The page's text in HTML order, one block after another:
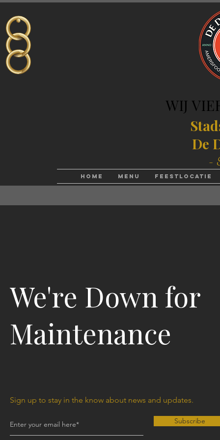
WIJ
WIJ
De
-
Home Menu Feestlocatie
We're Down for
Maintenance
Sign up to stay in the know about news and updates.
Subscribe